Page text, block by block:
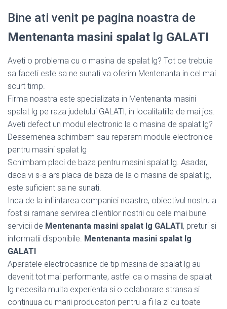
Bine ati venit pe pagina noastra de
Mentenanta masini spalat lg GALATI
Aveti o problema cu o masina de spalat lg? Tot ce trebuie
sa faceti este sa ne sunati va oferim Mentenanta in cel mai
scurt timp.
Firma noastra este specializata in Mentenanta masini
spalat lg pe raza judetului GALATI, in localitatiile de mai jos.
Aveti defect un modul electronic la o masina de spalat lg?
Deasemenea schimbam sau reparam module electronice
pentru masini spalat lg
Schimbam placi de baza pentru masini spalat lg. Asadar,
daca vi s-a ars placa de baza de la o masina de spalat lg,
este suficient sa ne sunati.
Inca de la infiintarea companiei noastre, obiectivul nostru a
fost si ramane servirea clientilor nostrii cu cele mai bune
servicii de Mentenanta masini spalat lg GALATI, preturi si
informatii disponibile. Mentenanta masini spalat lg
GALATI
Aparatele electrocasnice de tip masina de spalat lg au
devenit tot mai performante, astfel ca o masina de spalat
lg necesita multa experienta si o colaborare stransa si
continuua cu marii producatori pentru a fi la zi cu toate